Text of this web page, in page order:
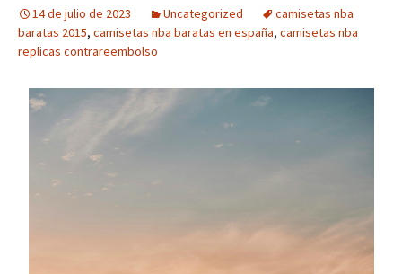
14 de julio de 2023 Uncategorized
camisetas nba
baratas 2015, camisetas nba baratas en españa, camisetas nba
replicas contrareembolso